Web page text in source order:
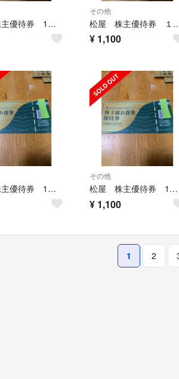
松屋 株主優待券 1枚 Ⅸ⚀
その他
松屋 株主優
¥ 1,100
松屋 株主優待券 1枚 Ⅷ
その他
松屋 株主優待券 1枚 ⚄
¥ 1,100
1 2